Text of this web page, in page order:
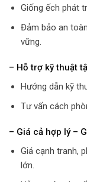
Giống ếch phát
Đảm bảo an
vững.
– Hỗ trợ kỹ thuật
Hướng dẫn kỹ
Tư vấn cách
– Giá cả hợp lý –
Giá cạnh tranh,
lớn.